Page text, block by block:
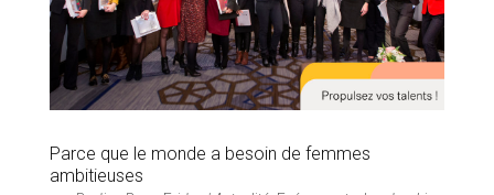
Parce que le monde a besoin de femmes
ambitieuses